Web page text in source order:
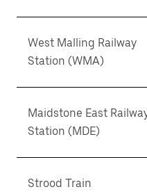
West Malling Railway
Station (WMA)
Maidstone East
Station (MDE)
Strood Train